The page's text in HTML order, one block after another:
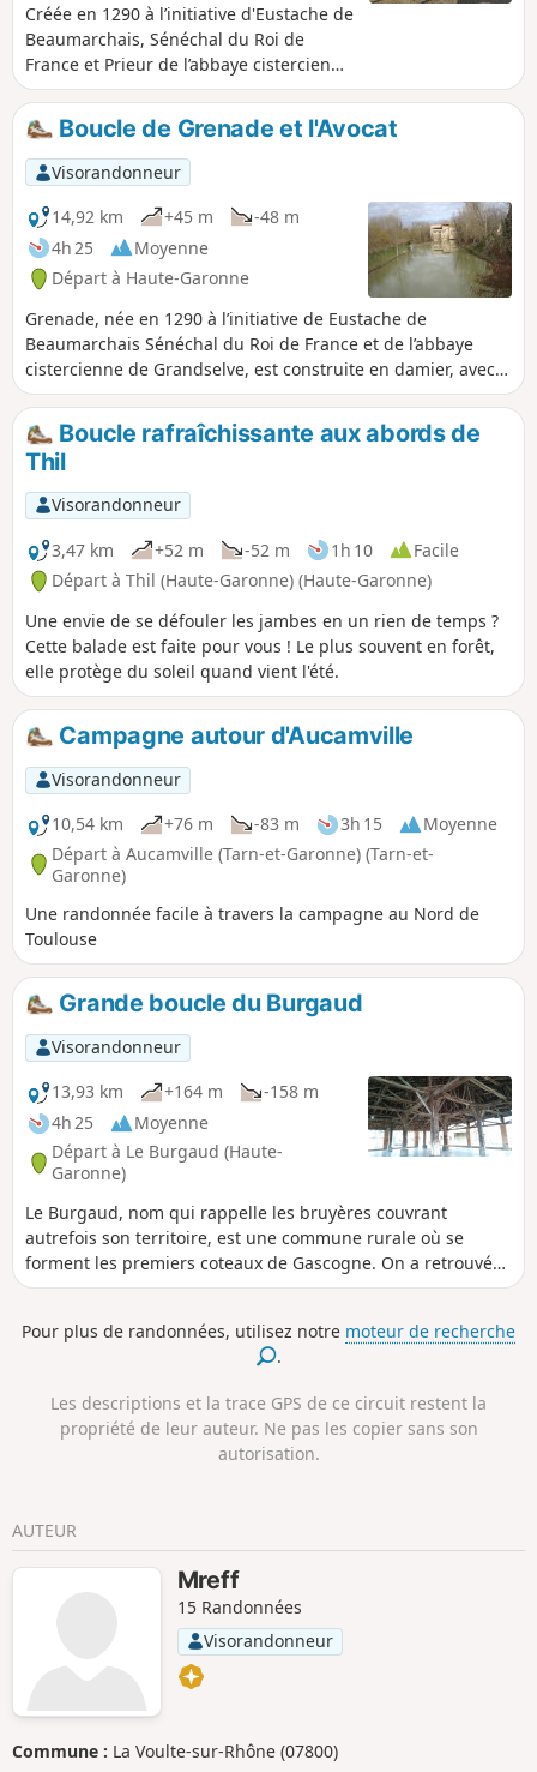
Créée en 1290 à l’initiative d'Eustache de
Beaumarchais, Sénéchal du Roi de
France et Prieur de l’abbaye cistercienne
de Grandselve, la ville de Grenade est
construite en damier, avec la halle et
son église. Elle prospéra, les
populations réalisèrent le défrichement
des zones boisées alentours. Souvent
pillée lors de la Guerre de Cent Ans et
pendant les Guerres de religion, le
calme et la prospérité sont revenus sous
Henri IV. En 1790, Grenade devient chef-
lieu de canton de la Haute-Garonne.
Boucle de Grenade et l'Avocat
Visorandonneur
14,92 km
+45 m
-48 m
4h 25
Moyenne
Départ à Haute-Garonne
Grenade, née en 1290 à l’initiative de Eustache de
Beaumarchais Sénéchal du Roi de France et de l’abbaye
cistercienne de Grandselve, est construite en damier, avec
la halle et son église. Elle prospéra, les populations
réalisèrent le défrichement des zones boisées alentours,
souvent pillée lors de la Guerre de Cent Ans et pendant les
Guerres de religion. Le calme et la prospérité revint sous
Henri IV. En 1790, Grenade devint chef-lieu de canton de la
Haute-Garonne.
Boucle rafraîchissante aux abords de
Thil
Visorandonneur
3,47 km
+52 m -52 m 1h 10
Facile
Départ à Thil (Haute-Garonne) (Haute-Garonne)
Une envie de se défouler les jambes en un rien de temps ?
Cette balade est faite pour vous ! Le plus souvent en forêt,
elle protège du soleil quand vient l'été.
Campagne autour d'Aucamville
Visorandonneur
10,54 km
+76 m -83 m 3h 15
Moyenne
Départ à Aucamville (Tarn-et-Garonne) (Tarn-et-
Garonne)
Une randonnée facile à travers la campagne au Nord de
Toulouse
Grande boucle du Burgaud
Visorandonneur
13,93 km
+164 m
-158 m
4h 25
Moyenne
Départ à Le Burgaud (Haute-
Garonne)
Le Burgaud, nom qui rappelle les bruyères couvrant
autrefois son territoire, est une commune rurale où se
forment les premiers coteaux de Gascogne. On a retrouvé
les traces de six villas gallo-romaines sur le territoire du
Bertrand de Cobirac qui cède ce territoire aux Chevaliers de
Saint-Jean de Jérusalem qui y tiendront une commanderie
l’église et de la maison forte des Commande.
Pour plus de randonnées, utilisez notre moteur de recherche
.
Les descriptions et la trace GPS de ce circuit restent la
propriété de leur auteur. Ne pas les copier sans son
autorisation.
AUTEUR
Mreff
15 Randonnées
Visorandonneur
Commune : La Voulte-sur-Rhône (07800)